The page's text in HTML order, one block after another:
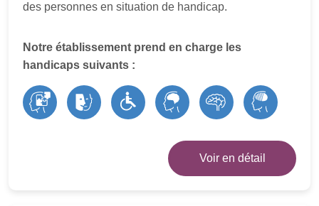
Foyer de vie - Hébergement
14/16 allée Gustave Eiffel Saint-Dizier
EAM Personnes Handicapées Vieillissantes
14/16 allée Gustave Eiffel Saint-Dizier
des personnes en situation de handicap.
Notre établissement prend en charge les
handicaps suivants :
Voir en détail